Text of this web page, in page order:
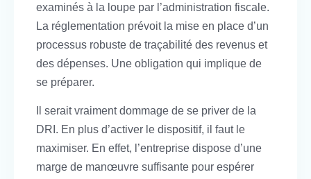
examinés à la loupe par l’administration fiscale.
La réglementation prévoit la mise en place d’un
processus robuste de traçabilité des revenus et
des dépenses. Une obligation qui implique de
se préparer.
Il serait vraiment dommage de se priver de la
DRI. En plus d’activer le dispositif, il faut le
maximiser. En effet, l’entreprise dispose d’une
marge de manœuvre suffisante pour espérer